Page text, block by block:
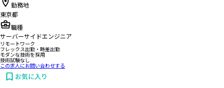
勤務地
東京都
職種
サーバーサイドエンジニア
リモートワーク
フレックス出勤・時差出勤
モダンな技術を採用
技術試験なし
この求人にお問い合わせする
お気に入り